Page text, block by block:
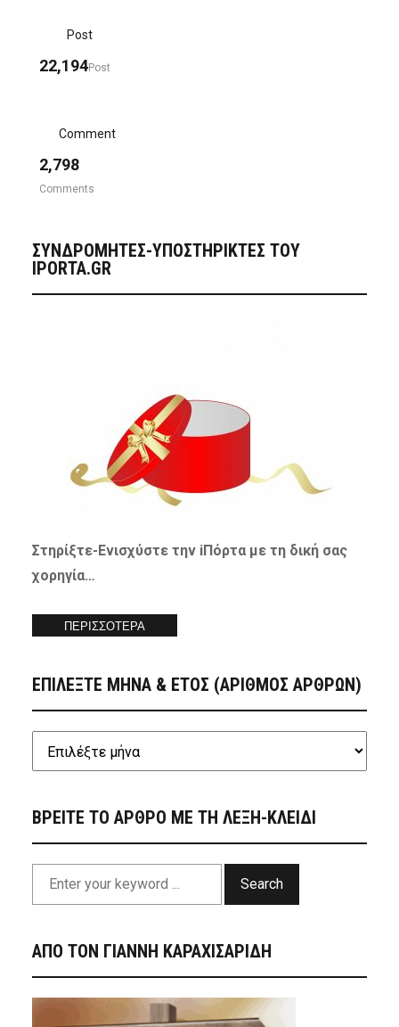
Post
22,194Post
Comment
2,798
Comments
ΣΥΝΔΡΟΜΗΤΈΣ-ΥΠΟΣΤΗΡΙΚΤΈΣ ΤΟΥ
IPORTA.GR
Στηρίξτε-Ενισχύστετην iΠόρτα με τη δική σας
χορηγία…
ΠΕΡΙΣΣΟΤΕΡΑ
ΕΠΙΛΕΞΤΕ ΜΗΝΑ & ΕΤΟΣ (ΑΡΙΘΜΟΣ ΑΡΘΡΩΝ)
ΒΡΕΙΤΕ ΤΟ ΑΡΘΡΟ ΜΕ ΤΗ ΛΕΞΗ-ΚΛΕΙΔΙ
Search
ΑΠΟ ΤΟΝ ΓΙΑΝΝΗ ΚΑΡΑΧΙΣΑΡΙΔΗ